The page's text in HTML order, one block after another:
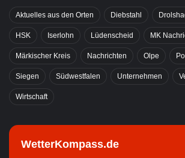
Aktuelles aus den Orten Diebstahl
HSK Iserlohn Lüdenscheid MK
Märkischer Kreis Nachrichten Olpe
Siegen Südwestfalen Unternehmen
Wirtschaft
WetterKompass.de